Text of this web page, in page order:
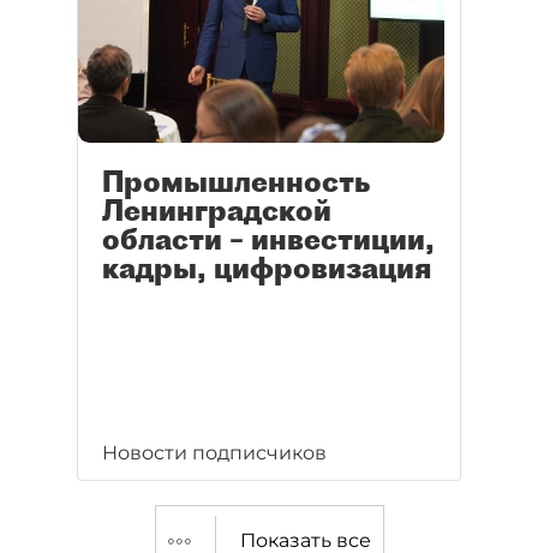
Промышленность
Ленинградской
области – инвестиции,
кадры, цифровизация
Новости подписчиков
Показать все